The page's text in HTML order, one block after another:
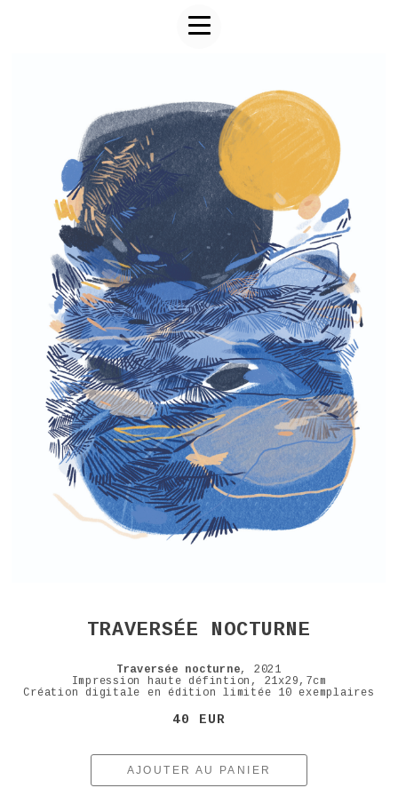
TRAVERSÉE NOCTURNE
Traversée nocturne, 2021
Impression haute défintion, 21x29,7cm
Création digitale en édition limitée 10 exemplaires
40 EUR
AJOUTER AU PANIER